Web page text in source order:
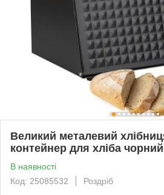
Великий металевий
контейнер для хліба
В наявності
Код: 25085532
Роздріб